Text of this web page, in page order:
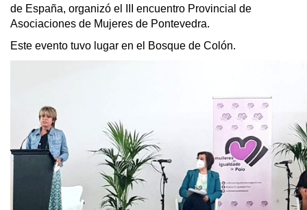
de España, organizó el III encuentro Provincial de
Asociaciones de Mujeres de Pontevedra.
Este evento tuvo lugar en el Bosque de Colón.